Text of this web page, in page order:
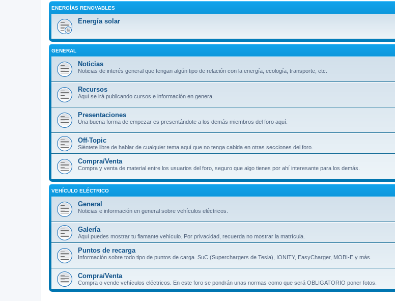
ENERGÍAS RENOVABLES
Energía solar
GENERAL
Noticias
Noticias de interés general que tengan algún tipo de relación con la energía, ecología, transporte, etc.
Recursos
Aquí se irá publicando cursos e información en genera.
Presentaciones
Una buena forma de empezar es presentándote a los demás miembros del foro aquí.
Off-Topic
Siéntete libre de hablar de cualquier tema aquí que no tenga cabida en otras secciones del foro.
Compra/Venta
Compra y venta de material entre los usuarios del foro, seguro que algo tienes por ahí interesante para los demás.
VEHÍCULO ELÉCTRICO
General
Noticias e información en general sobre vehículos eléctricos.
Galería
Aquí puedes mostrar tu flamante vehículo. Por privacidad, recuerda no mostrar la matrícula.
Puntos de recarga
Información sobre todo tipo de puntos de carga. SuC (Superchargers de Tesla), IONITY, EasyCharger, MOBI-E y más.
Compra/Venta
Compra o vende vehículos eléctricos. En este foro se pondrán unas normas como que será OBLIGATORIO poner fotos.